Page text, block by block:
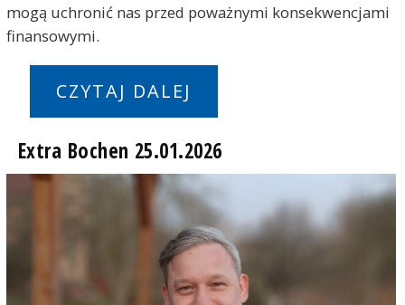
mogą uchronić nas przed poważnymi konsekwencjami
finansowymi.
CZYTAJ DALEJ
Extra Bochen 25.01.2026